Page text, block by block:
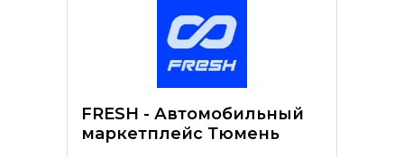
FRESH - Автомобильный
маркетплейс Тюмень